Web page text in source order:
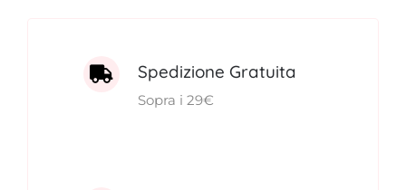
Spedizione Gratuita
Sopra i 29€